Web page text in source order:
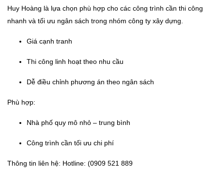
Huy Hoàng là lựa chọn phù hợp cho các công trình cần thi công
nhanh và tối ưu ngân sách trong nhóm công ty xây dựng.
Giá cạnh tranh
Thi công linh hoạt theo nhu cầu
Dễ điều chỉnh phương án theo ngân sách
Phù hợp:
Nhà phố quy mô nhỏ – trung bình
Công trình cần tối ưu chi phí
Thông tin liên hệ: Hotline: (0909 521 889